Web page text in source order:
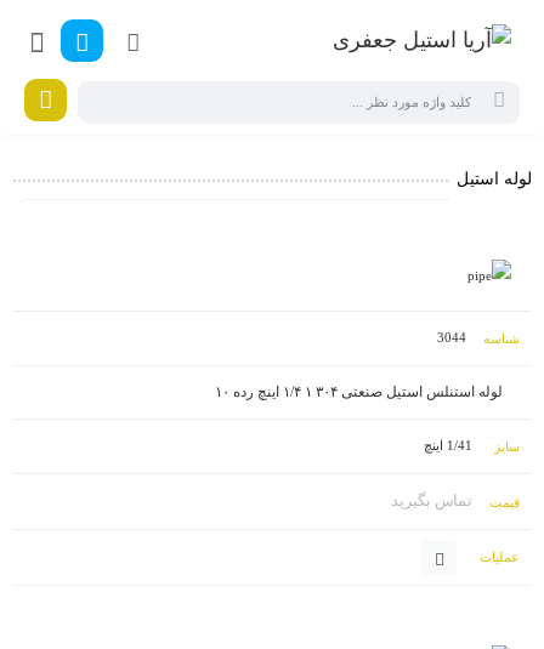
لوله استیل
3044
لوله استنلس استیل صنعتی ۳۰۴ ۱ ۱/۴ اینچ رده ۱۰
1/41 اینچ
تماس بگیرید